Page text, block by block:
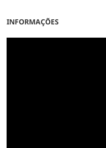
INFORMAÇÕES